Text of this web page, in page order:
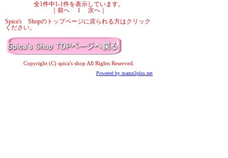
全1件中1-1件を表示しています。
｜前へ 1 次へ｜
Spica's Shopのトップページに戻られる方はクリック
ください。
Copyright (C) spica's shop All Rights Reserved.
Powered by mame2plus.net